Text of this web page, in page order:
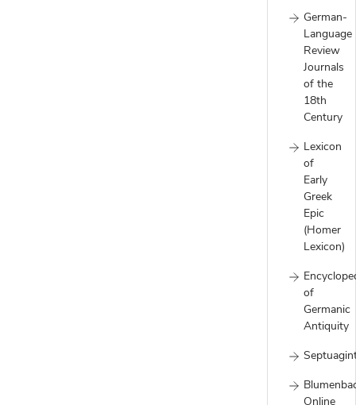
German-
Language
Review
Journals
of the
18th
Century
Lexicon
of
Early
Greek
Epic
(Homer
Lexicon)
of
Germanic
Antiquity
Online